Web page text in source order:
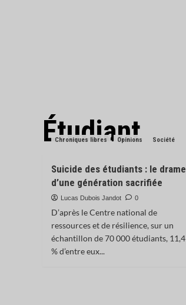
Étudiant
Chroniques libres Opinions Société
Suicide des étudiants : le drame
d’une génération sacrifiée
Lucas Dubois Jandot 0
D’après le Centre national de
ressources et de résilience, sur un
échantillon de 70 000 étudiants, 11,4
% d’entre eux...